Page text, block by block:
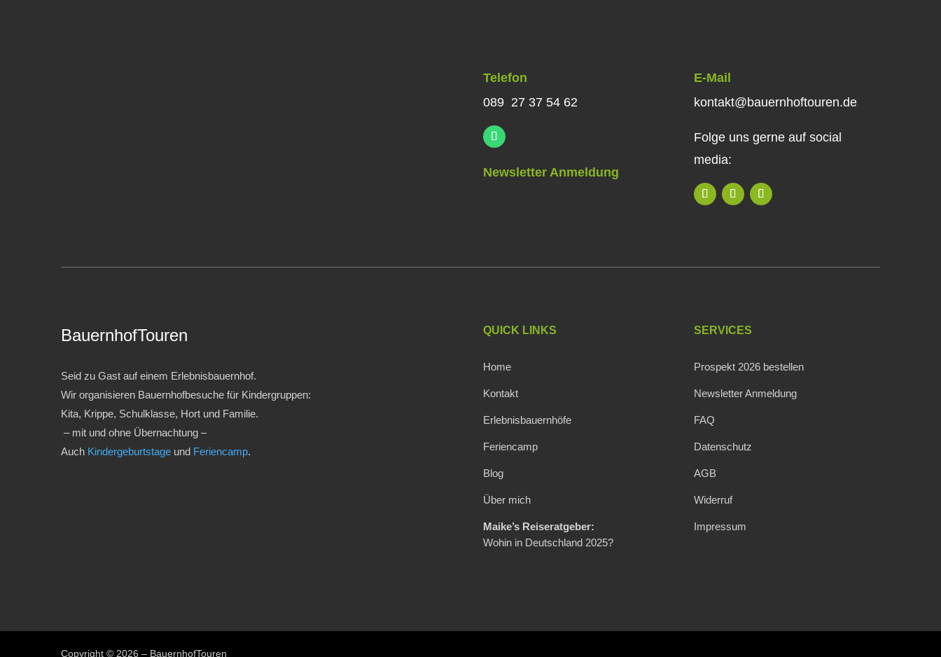
Telefon
089 27 37 54 62
Newsletter Anmeldung
E-Mail
kontakt@bauernhoftouren.de
Folge uns gerne auf social
media:
BauernhofTouren
Seid zu Gast auf einem Erlebnisbauernhof.
Wir organisieren Bauernhofbesuche für Kindergruppen:
Kita, Krippe, Schulklasse, Hort und Familie.
– mit und ohne Übernachtung –
Auch Kindergeburtstage und Feriencamp.
QUICK LINKS
Home
Kontakt
Erlebnisbauernhöfe
Feriencamp
Blog
Über mich
Maike’s Reiseratgeber:
Wohin in Deutschland 2025?
SERVICES
Prospekt 2026 bestellen
Newsletter Anmeldung
FAQ
Datenschutz
AGB
Widerruf
Impressum
Copyright © 2026 – BauernhofTouren